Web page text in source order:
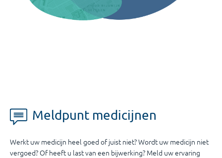
Meldpunt medicijnen
Werkt uw medicijn heel goed of juist niet? Wordt uw medicijn niet
vergoed? Of heeft u last van een bijwerking? Meld uw ervaring